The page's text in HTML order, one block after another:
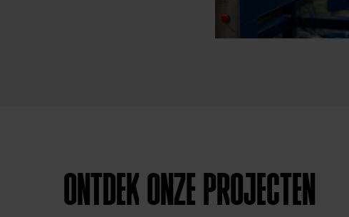
ONTDEK ONZE PROJECTEN